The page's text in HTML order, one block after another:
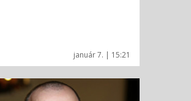
január 7. | 15:21